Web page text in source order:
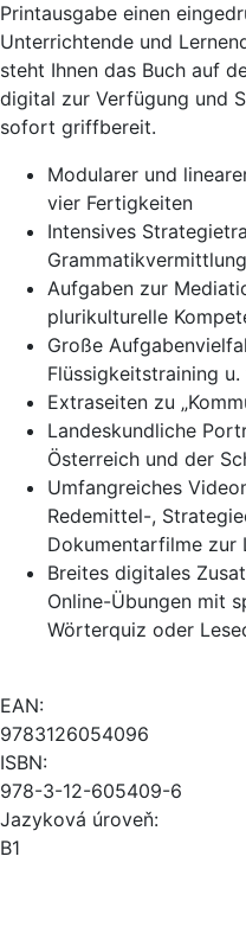
Printausgabe einen
Unterrichtende und
steht Ihnen das Buch auf
digital zur Verfügung und
sofort griffbereit.
Modularer und
vier Fertigkeiten
Intensives
Grammatikvermittlung
Aufgaben zur
plurikulturelle
Große
Flüssigkeitstraining u.
Extraseiten zu
Landeskundliche
Österreich und der
Umfangreiches
Redemittel-,
Dokumentarfilme zur
Breites digitales
Online-Übungen mit
Wörterquiz oder
EAN:
9783126054096
ISBN:
978-3-12-605409-6
Jazyková úroveň:
B1